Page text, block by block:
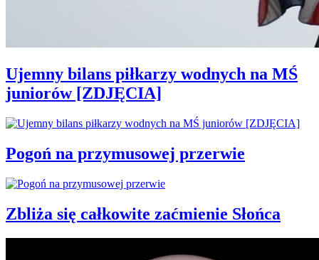
Ujemny bilans piłkarzy wodnych na MŚ
juniorów [ZDJĘCIA]
Pogoń na przymusowej przerwie
Zbliża się całkowite zaćmienie Słońca